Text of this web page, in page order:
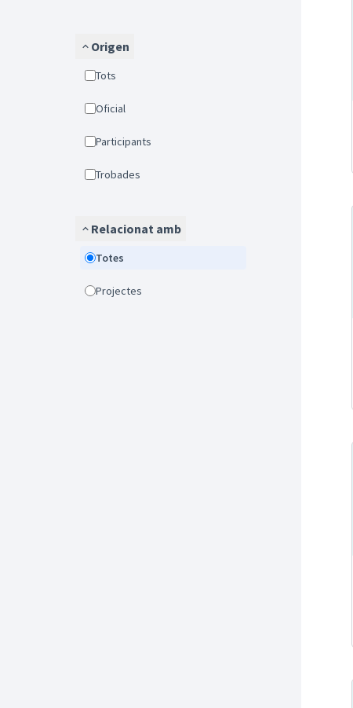
Origen
Tots
Oficial
Participants
Trobades
Relacionat amb
Totes
Projectes